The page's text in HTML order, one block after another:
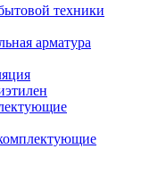
техники
арматура